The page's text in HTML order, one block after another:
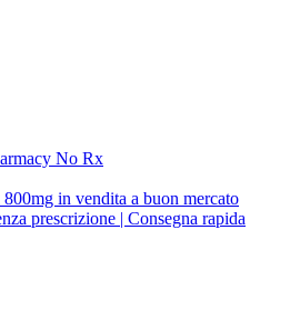
No Rx
in vendita a buon mercato
prescrizione | Consegna rapida